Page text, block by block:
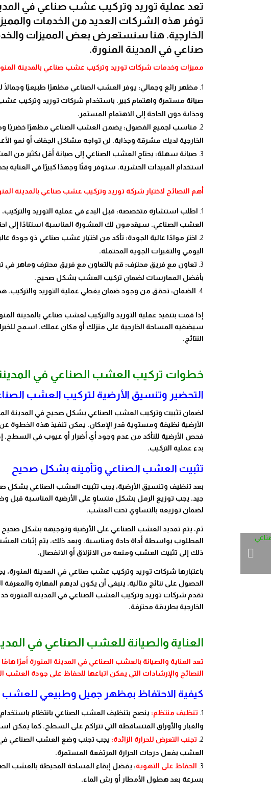
تعد عملية توريد وتركيب عشب صناعي في
توفر هذه الشركات العديد من الخدمات
الخارجية. هنا سنستعرض بعض المميزات
صناعي في المدينة المنورة.
مميزات وخدمات شركات توريد وتركيب عشب صناعي بالمدينة
مظهر رائع وجمالي: يوفر العشب الصناعي مظهرًا طبيعيًا وجمالًا
صيانة مستمرة واهتمام كبير. باستخدام شركات توريد وتركيب عشب
وجذابة دون الحاجة إلى الاهتمام المستمر.
مناسب لجميع الفصول: يضمن العشب الصناعي مظهرًا خضريًا
الخارجية لديك مشرقة وجذابة. لن تواجه مشاكل الجفاف أو نمو
صيانة سهلة: يحتاج العشب الصناعي إلى صيانة أقل بكثير من
استخدام المبيدات الحشرية. ستوفر وقتًا وجهدًا كبيرًا في العناية
أهم النصائح لاختيار شركة توريد وتركيب عشب صناعي بالمدينة
اطلب استشارة متخصصة: قبل البدء في عملية التوريد
العشب الصناعي. سيقدمون لك المشورة المناسبة استنادًا إلى
اختر موادًا عالية الجودة: تأكد من اختيار عشب صناعي ذو جودة
اليومي والتغيرات الجوية المحتملة.
تعاون مع فريق محترف: قم بالتعاون مع فريق محترف وماهر في
بأفضل الممارسات لضمان تركيب العشب بشكل صحيح.
الضمان: تحقق من وجود ضمان يغطي عملية التوريد والتركيب.
إذا قمت بتنفيذ عملية التوريد والتركيب لعشب صناعي بالمدينة
سيضفيه المساحة الخارجية على منزلك أو مكان عملك. اسمح
النتائج.
خطوات تركيب العشب الصناعي في المدينة
التحضير وتنسيق الأرضية لتركيب العشب
لضمان تثبيت وتركيب العشب الصناعي بشكل صحيح في المدينة
الأرضية نظيفة ومستوية قدر الإمكان. يمكن تنفيذ هذه الخطوة عن
فحص الأرضية للتأكد من عدم وجود أي أضرار أو عيوب في السطح.
بدء عملية التركيب.
تثبيت العشب الصناعي وتأمينه بشكل صحيح
بعد تنظيف وتنسيق الأرضية، يجب تثبيت العشب الصناعي
جيد. يجب توزيع الرمل بشكل متساوٍ على الأرضية المناسبة
لضمان توزيعه بالتساوي تحت العشب.
ثم، يتم تمديد العشب الصناعي على الأرضية وتوجيهه بشكل
المطلوب بواسطة أداة حادة ومناسبة. وبعد ذلك، يتم إثبات
ذلك إلى تثبيت العشب ومنعه من الانزلاق أو الانفصال.
باعتبارها شركات توريد وتركيب عشب صناعي في المدينة المنورة،
الحصول على نتائج مثالية. ينبغي أن يكون لديهم المهارة
تقدم شركات توريد وتركيب العشب الصناعي في المدينة المنورة
الخارجية بطريقة محترفة.
العناية والصيانة للعشب الصناعي في
تعد العناية والصيانة بالعشب الصناعي في المدينة المنورة أمرًا
النصائح والإرشادات التي يمكن اتباعها للحفاظ على جودة العشب
كيفية الاحتفاظ بمظهر جميل وطبيعي للعشب
تنظيف منتظم: ينصح بتنظيف العشب الصناعي بانتظام
والغبار والأوراق المتساقطة التي تتراكم على السطح. كما يمكن
تجنب التعرض للحرارة الزائدة: يجب تجنب وضع العشب الصناعي
العشب بفعل درجات الحرارة المرتفعة المستمرة.
الحفاظ على التهوية: يفضل إبقاء المساحة المحيطة بالعشب
بسرعة بعد هطول الأمطار أو رش الماء.